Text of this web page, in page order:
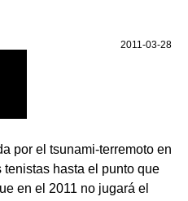
2011-03-28
por el tsunami-terremoto en
tenistas hasta el punto que
en el 2011 no jugará el